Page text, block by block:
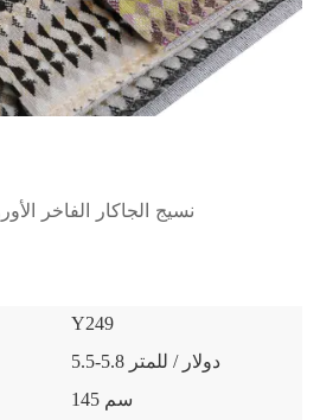
نسيج الجاكار الفاخر
Y249
5.5-5.8 دولار / للمتر
145 سم